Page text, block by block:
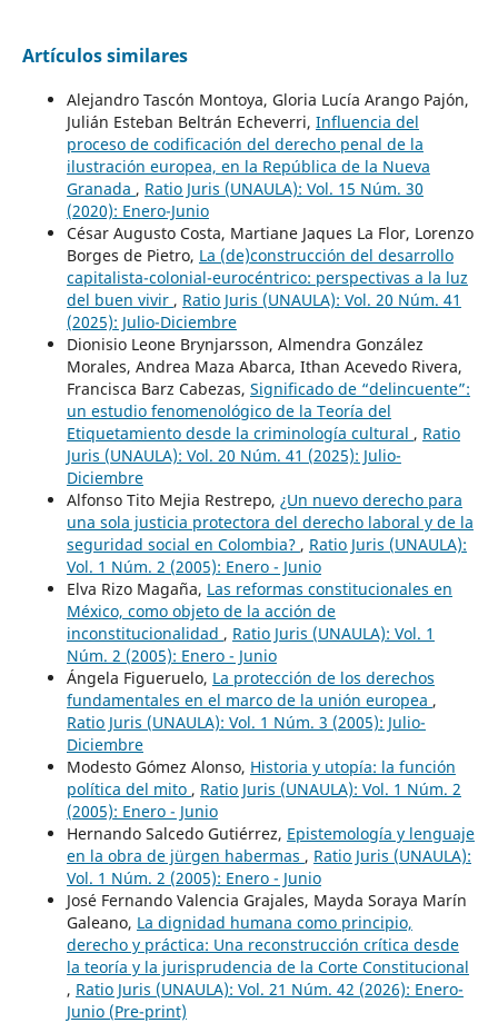
Artículos similares
Alejandro Tascón Montoya, Gloria Lucía Arango Pajón,
Julián Esteban Beltrán Echeverri, Influencia del
proceso de codificación del derecho penal de la
ilustración europea, en la República de la Nueva
Granada , Ratio Juris (UNAULA): Vol. 15 Núm. 30
(2020): Enero-Junio
César Augusto Costa, Martiane Jaques La Flor, Lorenzo
Borges de Pietro, La (de)construcción del desarrollo
capitalista-colonial-eurocéntrico: perspectivas a la luz
del buen vivir , Ratio Juris (UNAULA): Vol. 20 Núm. 41
(2025): Julio-Diciembre
Dionisio Leone Brynjarsson, Almendra González
Morales, Andrea Maza Abarca, Ithan Acevedo Rivera,
Francisca Barz Cabezas, Significado de “delincuente”:
un estudio fenomenológico de la Teoría del
Etiquetamiento desde la criminología cultural , Ratio
Juris (UNAULA): Vol. 20 Núm. 41 (2025): Julio-
Diciembre
Alfonso Tito Mejia Restrepo, ¿Un nuevo derecho para
una sola justicia protectora del derecho laboral y de la
seguridad social en Colombia? , Ratio Juris (UNAULA):
Vol. 1 Núm. 2 (2005): Enero - Junio
Elva Rizo Magaña, Las reformas constitucionales en
México, como objeto de la acción de
inconstitucionalidad , Ratio Juris (UNAULA): Vol. 1
Núm. 2 (2005): Enero - Junio
Ángela Figueruelo, La protección de los derechos
fundamentales en el marco de la unión europea ,
Ratio Juris (UNAULA): Vol. 1 Núm. 3 (2005): Julio-
Diciembre
Modesto Gómez Alonso, Historia y utopía: la función
política del mito , Ratio Juris (UNAULA): Vol. 1 Núm. 2
(2005): Enero - Junio
Hernando Salcedo Gutiérrez, Epistemología y lenguaje
en la obra de jürgen habermas , Ratio Juris (UNAULA):
Vol. 1 Núm. 2 (2005): Enero - Junio
José Fernando Valencia Grajales, Mayda Soraya Marín
Galeano, La dignidad humana como principio,
derecho y práctica: Una reconstrucción crítica desde
la teoría y la jurisprudencia de la Corte Constitucional
, Ratio Juris (UNAULA): Vol. 21 Núm. 42 (2026): Enero-
Junio (Pre-print)